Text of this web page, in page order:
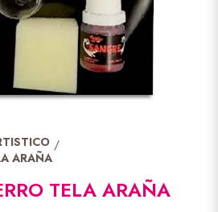
/
ARAÑA
TELA ARAÑA